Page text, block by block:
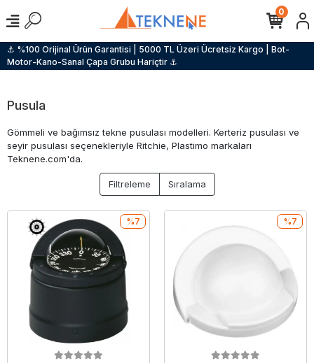
⚓ %100 Orijinal Ürün Garantisi | 5000 TL Üzeri Ücretsiz Kargo | Bot-
Motor-Kano-Sanal Çapa Grubu Hariçtir ⚓
0
Pusula
Gömmeli ve bağımsız tekne pusulası modelleri. Kerteriz pusulası ve
seyir pusulası seçenekleriyle Ritchie, Plastimo markaları
Teknene.com'da.
Filtreleme Sıralama
%7 %7